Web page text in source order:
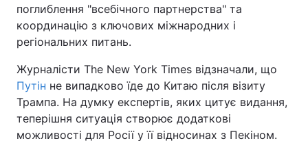
поглиблення "всебічного партнерства" та
координацію з ключових міжнародних і
регіональних питань.
Журналісти The New York Times відзначали, що
Путін не випадково їде до Китаю після візиту
Трампа. На думку експертів, яких цитує видання,
теперішня ситуація створює додаткові
можливості для Росії у її відносинах з Пекіном.